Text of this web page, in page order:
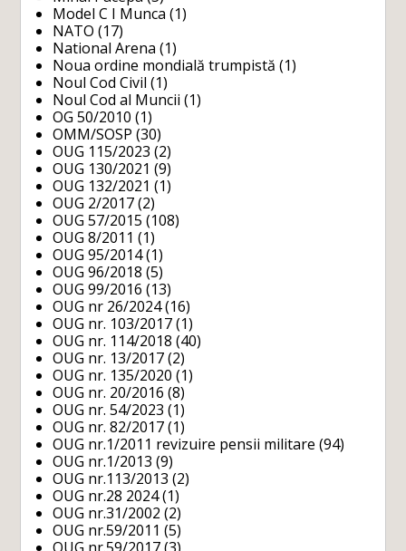
Model C I Munca (1)
NATO (17)
National Arena (1)
Noua ordine mondială trumpistă (1)
Noul Cod Civil (1)
Noul Cod al Muncii (1)
OG 50/2010 (1)
OMM/SOSP (30)
OUG 115/2023 (2)
OUG 130/2021 (9)
OUG 132/2021 (1)
OUG 2/2017 (2)
OUG 57/2015 (108)
OUG 8/2011 (1)
OUG 95/2014(1)
OUG 96/2018 (5)
OUG 99/2016 (13)
OUG nr 26/2024(16)
OUG nr. 103/2017 (1)
OUG nr. 114/2018 (40)
OUG nr. 13/2017 (2)
OUG nr. 135/2020 (1)
OUG nr. 20/2016 (8)
OUG nr. 54/2023 (1)
OUG nr. 82/2017 (1)
OUG nr.1/2011 revizuire pensii militare (94)
OUG nr.1/2013 (9)
OUG nr.113/2013 (2)
OUG nr.28 2024(1)
OUG nr.31/2002 (2)
OUG nr.59/2011 (5)